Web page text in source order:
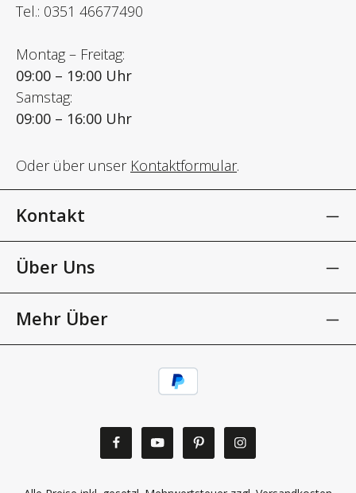
Tel.: 0351 46677490
Montag – Freitag:
09:00 – 19:00 Uhr
Samstag:
09:00 – 16:00 Uhr
Oder über unser Kontaktformular.
Kontakt
Über Uns
Mehr Über